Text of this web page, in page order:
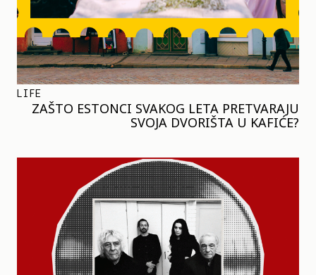
LIFE
ZAŠTO ESTONCI SVAKOG LETA PRETVARAJU
SVOJA DVORIŠTA U KAFIĆE?